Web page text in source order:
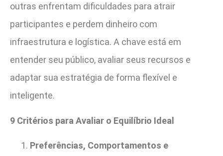
outras enfrentam dificuldades para atrair
participantes e perdem dinheiro com
infraestrutura e logística. A chave está em
entender seu público, avaliar seus recursos e
adaptar sua estratégia de forma flexível e
inteligente.
9 Critérios para Avaliar o Equilíbrio Ideal
Preferências, Comportamentos e